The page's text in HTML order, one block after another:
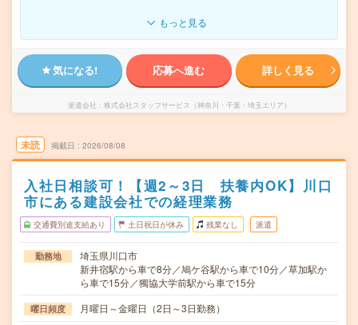
もっと見る
気になる! 応募へ進む 詳しく見る
派遣会社 株式会社スタッフサービス（神奈川・千葉・埼玉エリア）
未読 掲載日 2026/08/08
入社日相談可！【週2～3日 扶養内OK】川口
市にある建設会社での経理業務
交通費別途支給あり 土日祝日が休み 残業なし 派遣
勤務地
埼玉県川口市
新井宿駅から車で8分／鳩ケ谷駅から車で10分／草加駅か
ら車で15分／獨協大学前駅から車で15分
曜日頻度 月曜日～金曜日（2日～3日勤務）